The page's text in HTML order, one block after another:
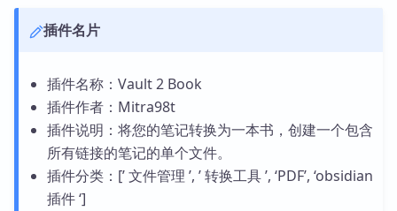
插件名片
插件名称：Vault 2 Book
插件作者：Mitra98t
插件说明：将您的笔记转换为一本书，创建一个包含
所有链接的笔记的单个文件。
插件分类：[’ 文件管理 ’, ’ 转换工具 ’, ‘PDF’, ‘obsidian
插件 ‘]